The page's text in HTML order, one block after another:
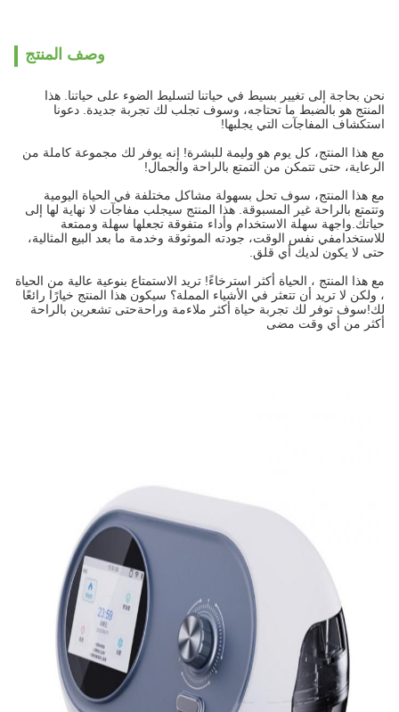
وصف المنتج
نحن بحاجة إلى تغيير بسيط في حياتنا لتسليط الضوء على حياتنا. هذا
المنتج هو بالضبط ما تحتاجه، وسوف تجلب لك تجربة جديدة. دعونا
استكشاف المفاجآت التي يجلبها!
مع هذا المنتج، كل يوم هو وليمة للبشرة! إنه يوفر لك مجموعة كاملة من
الرعاية، حتى تتمكن من التمتع بالراحة والجمال!
مع هذا المنتج، سوف تحل بسهولة مشاكل مختلفة في الحياة اليومية
وتتمتع بالراحة غير المسبوقة. هذا المنتج سيجلب مفاجآت لا نهاية لها إلى
حياتك.واجهة سهلة الاستخدام وأداء متفوقة تجعلها سهلة وممتعة
للاستخدامفي نفس الوقت، جودته الموثوقة وخدمة ما بعد البيع المثالية،
حتى لا يكون لديك أي قلق.
مع هذا المنتج ، الحياة أكثر استرخاءً! تريد الاستمتاع بنوعية عالية من الحياة
، ولكن لا تريد أن تتعثر في الأشياء المملة؟ سيكون هذا المنتج خيارًا رائعًا
لك!سوف توفر لك تجربة حياة أكثر ملاءمة وراحةحتى تشعرين بالراحة
أكثر من أي وقت مضى